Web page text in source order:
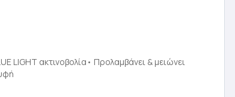
LIGHT ακτινοβολία• Προλαμβάνει & μειώνει